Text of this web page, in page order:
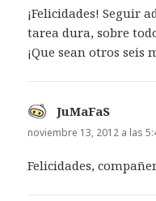
¡Felicidades! Seguir
tarea dura, sobre
¡Que sean otros seis
JuMaFaS
noviembre 13, 2012 a las
Felicidades,